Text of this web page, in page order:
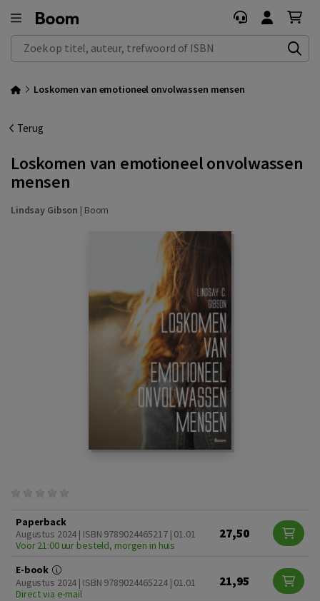
Zoek op titel, auteur, trefwoord of ISBN
Loskomen van emotioneel onvolwassen mensen
Terug
Loskomen van emotioneel onvolwassen
mensen
Lindsay Gibson | Boom
Paperback
Augustus 2024 | ISBN 9789024465217 | 01.01
Voor 21:00 uur besteld, morgen in huis
27,50
E-book
Augustus 2024 | ISBN 9789024465224 | 01.01
Direct via e-mail
21,95